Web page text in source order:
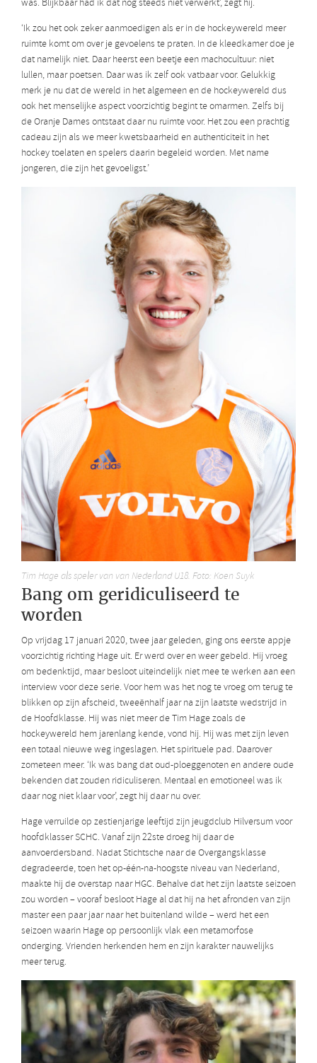
was. Blijkbaar had ik dat nog steeds niet verwerkt’, zegt hij.
‘Ik zou het ook zeker aanmoedigen als er in de hockeywereld meer
ruimte komt om over je gevoelens te praten. In de kleedkamer doe je
dat namelijk niet. Daar heerst een beetje een machocultuur: niet
lullen, maar poetsen. Daar was ik zelf ook vatbaar voor. Gelukkig
merk je nu dat de wereld in het algemeen en de hockeywereld dus
ook het menselijke aspect voorzichtig begint te omarmen. Zelfs bij
de Oranje Dames ontstaat daar nu ruimte voor. Het zou een prachtig
cadeau zijn als we meer kwetsbaarheid en authenticiteit in het
hockey toelaten en spelers daarin begeleid worden. Met name
jongeren, die zijn het gevoeligst.’
Tim Hage als speler van van Nederland U18. Foto: Koen Suyk
Bang om geridiculiseerd te
worden
Op vrijdag 17 januari 2020, twee jaar geleden, ging ons eerste appje
voorzichtig richting Hage uit. Er werd over en weer gebeld. Hij vroeg
om bedenktijd, maar besloot uiteindelijk niet mee te werken aan een
interview voor deze serie. Voor hem was het nog te vroeg om terug te
blikken op zijn afscheid, tweeënhalf jaar na zijn laatste wedstrijd in
de Hoofdklasse. Hij was niet meer de Tim Hage zoals de
hockeywereld hem jarenlang kende, vond hij. Hij was met zijn leven
een totaal nieuwe weg ingeslagen. Het spirituele pad. Daarover
zometeen meer. ‘Ik was bang dat oud-ploeggenoten en andere oude
bekenden dat zouden ridiculiseren. Mentaal en emotioneel was ik
daar nog niet klaar voor’, zegt hij daar nu over.
Hage verruilde op zestienjarige leeftijd zijn jeugdclub Hilversum voor
hoofdklasser SCHC. Vanaf zijn 22ste droeg hij daar de
aanvoerdersband. Nadat Stichtsche naar de Overgangsklasse
degradeerde, toen het op-één-na-hoogste niveau van Nederland,
maakte hij de overstap naar HGC. Behalve dat het zijn laatste seizoen
zou worden – vooraf besloot Hage al dat hij na het afronden van zijn
master een paar jaar naar het buitenland wilde – werd het een
seizoen waarin Hage op persoonlijk vlak een metamorfose
onderging. Vrienden herkenden hem en zijn karakter nauwelijks
meer terug.